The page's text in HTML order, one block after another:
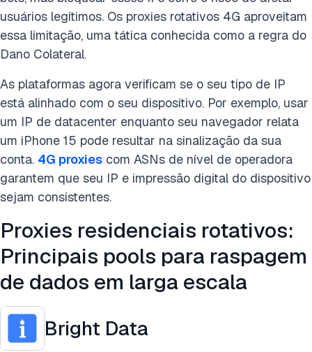
usuários legítimos. Os proxies rotativos 4G aproveitam
essa limitação, uma tática conhecida como a regra do
Dano Colateral.
As plataformas agora verificam se o seu tipo de IP
está alinhado com o seu dispositivo. Por exemplo, usar
um IP de datacenter enquanto seu navegador relata
um iPhone 15 pode resultar na sinalização da sua
conta. 4G proxies com ASNs de nível de operadora
garantem que seu IP e impressão digital do dispositivo
sejam consistentes.
Proxies residenciais rotativos:
Principais pools para raspagem
de dados em larga escala
Bright Data